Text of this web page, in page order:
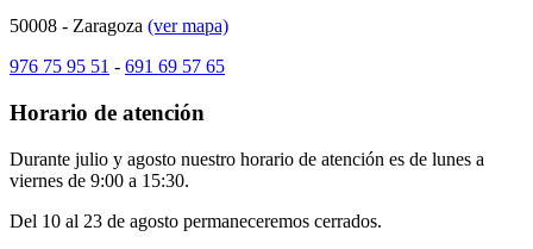
50008 - Zaragoza (ver mapa)
976 75 95 51 - 691 69 57 65
Horario de atención
Durante julio y agosto nuestro horario de atención es de lunes a
viernes de 9:00 a 15:30.
Del 10 al 23 de agosto permaneceremos cerrados.